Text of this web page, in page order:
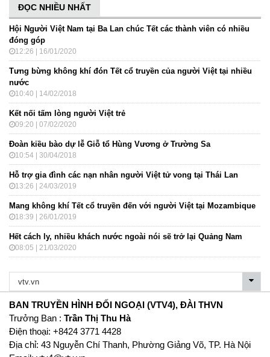
ĐỌC NHIỀU NHẤT
Hội Người Việt Nam tại Ba Lan chúc Tết các thành viên có nhiều
đóng góp
12:26 | 16/01/2020
Tưng bừng không khí đón Tết cổ truyền của người Việt tại nhiều
nước
10:40 | 14/02/2018
Kết nối tấm lòng người Việt trẻ
09:20 | 07/02/2020
Đoàn kiều bào dự lễ Giỗ tổ Hùng Vương ở Trường Sa
10:54 | 30/04/2018
Hỗ trợ gia đình các nạn nhân người Việt tử vong tại Thái Lan
13:26 | 24/03/2019
Mang không khí Tết cổ truyền đến với người Việt tại Mozambique
18:39 | 26/01/2019
Hết cách ly, nhiều khách nước ngoài nói sẽ trở lại Quảng Nam
08:05 | 21/03/2020
BAN TRUYỀN HÌNH ĐỐI NGOẠI (VTV4), ĐÀI THVN
Trưởng Ban : Trần Thị Thu Hà
Ðiện thoại: +8424 3771 4428
Địa chỉ: 43 Nguyễn Chí Thanh, Phường Giảng Võ, TP. Hà Nội